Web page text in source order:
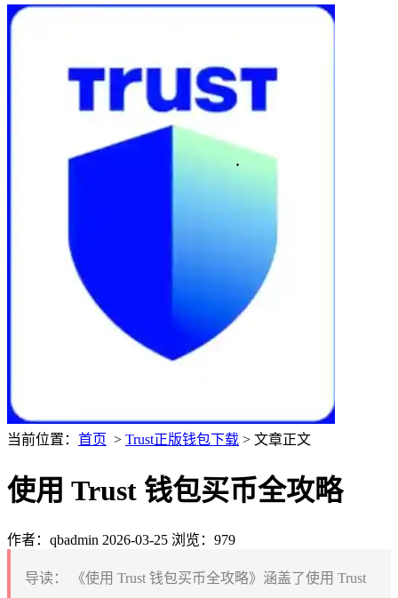
当前位置： 首页 > Trust正版钱包下载 > 文章正文
使用 Trust 钱包买币全攻略
作者：qbadmin 2026-03-25 浏览：979
导读：
《使用 Trust 钱包买币全攻略》涵盖了使用 Trust